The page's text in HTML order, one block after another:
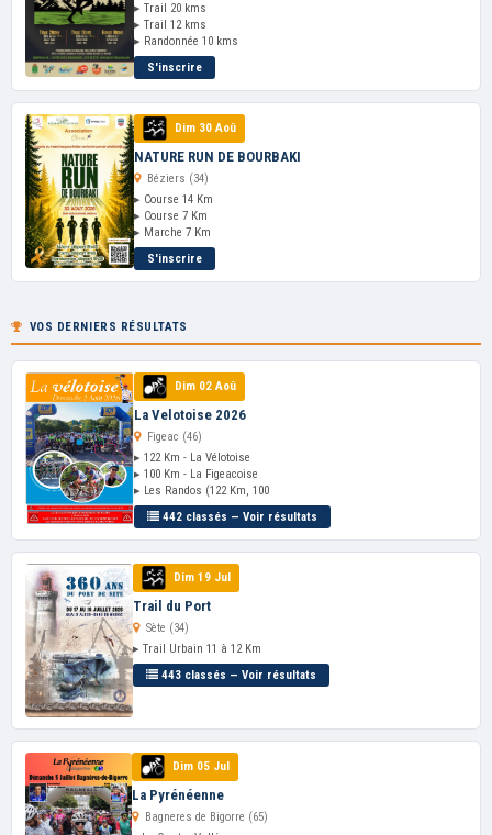
▸ Trail 20 kms
▸ Trail 12 kms
▸ Randonnée 10 kms
S'inscrire
Dim 30 Aoû
NATURE RUN DE BOURBAKI
Béziers (34)
▸ Course 14 Km
▸ Course 7 Km
▸ Marche 7 Km
S'inscrire
VOS DERNIERS RÉSULTATS
Dim 02 Aoû
La Velotoise 2026
Figeac (46)
▸ 122 Km - La Vélotoise
▸ 100 Km - La Figeacoise
▸ Les Randos (122 Km, 100
442 classés — Voir résultats
Dim 19 Jul
Trail du Port
Sète (34)
▸ Trail Urbain 11 à 12 Km
443 classés — Voir résultats
Dim 05 Jul
La Pyrénéenne
Bagneres de Bigorre (65)